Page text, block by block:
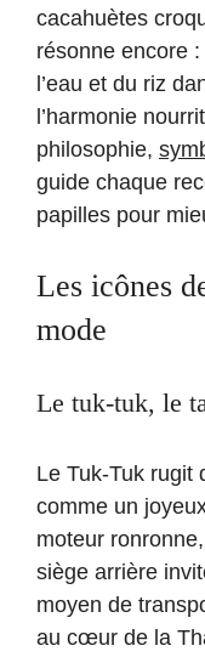
cacahuètes
résonne encore
l’eau et du riz
l’harmonie
philosophie,
guide chaque
papilles pour
Les icônes
mode
Le tuk-tuk, le
Le Tuk-Tuk rugit
comme un
moteur
siège arrière
moyen de
au cœur de la